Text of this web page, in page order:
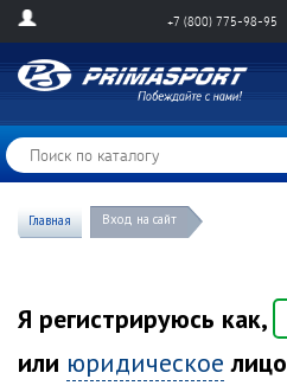
+7 (800) 775-98-95
Главная Вход на сайт
Я регистрируюсь как,
или юридическое лицо